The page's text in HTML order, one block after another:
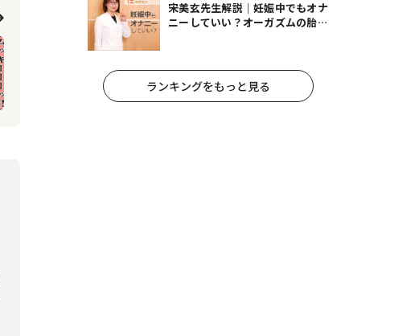
宋美玄先生解説｜妊娠中でもオナ
ニーしていい？オーガズムの胎児
ランキングをもっと見る